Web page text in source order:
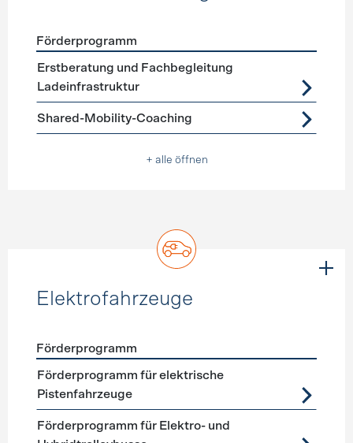
Förderprogramme Mobilitätsberatung
Förderprogramm
Erstberatung und Fachbegleitung
Ladeinfrastruktur
Shared-Mobility-Coaching
+ alle öffnen
Elektrofahrzeuge
Förderprogramme Elektrofahrzeuge
Förderprogramm
Förderprogramm für elektrische
Pistenfahrzeuge
Förderprogramm für Elektro- und